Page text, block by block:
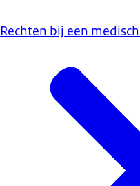
Rechten bij een